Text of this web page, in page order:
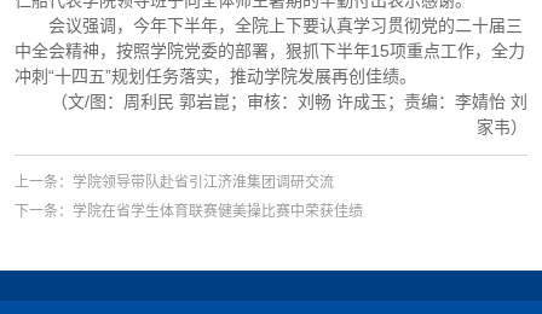
会议强调，今年下半年，全院上下要认真学习贯彻党的二十届三
中全会精神，按照学院党委的部署，狠抓下半年15项重点工作，全力
冲刺“十四五”规划任务落实，推动学院发展再创佳绩。
（文/图：周利民 郭岩崑；审核：刘畅 许成玉；责编：李婧怡 刘
家韦）
上一条：学院领导带队赴省引江济淮集团调研交流
下一条：学院在省学生体育联赛健美操比赛中荣获佳绩